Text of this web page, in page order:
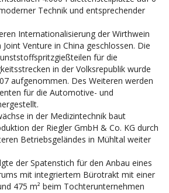
Technik und entsprechender
Internationalisierung der Wirthwein
Venture in China geschlossen. Die
für die
in der Volksrepublik wurde
aufgenommen. Des Weiteren werden
für die Automotive- und
in der Medizintechnik baut
der Riegler GmbH & Co. KG durch
Betriebsgeländes in Mühltal weiter
der Spatenstich für den Anbau eines
mit integriertem Bürotrakt mit einer
475 m² beim Tochterunternehmen